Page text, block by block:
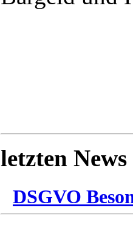
letzten News
DSGVO